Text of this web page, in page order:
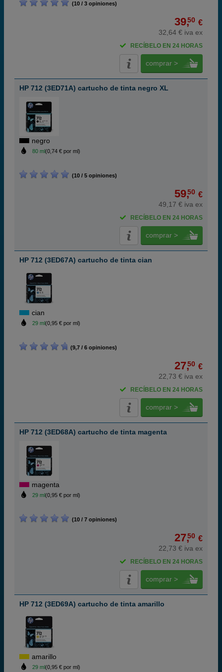
(10 / 3 opiniones)
39,50 €
32,64 € iva ex
RECÍBELO EN 24 HORAS
comprar >
HP 712 (3ED71A) cartucho de tinta negro XL
negro
80 ml(0,74 € por ml)
(10 / 5 opiniones)
59,50 €
49,17 € iva ex
RECÍBELO EN 24 HORAS
comprar >
HP 712 (3ED67A) cartucho de tinta cian
cian
29 ml(0,95 € por ml)
(9,7 / 6 opiniones)
27,50 €
22,73 € iva ex
RECÍBELO EN 24 HORAS
comprar >
HP 712 (3ED68A) cartucho de tinta magenta
magenta
29 ml(0,95 € por ml)
(10 / 7 opiniones)
27,50 €
22,73 € iva ex
RECÍBELO EN 24 HORAS
comprar >
HP 712 (3ED69A) cartucho de tinta amarillo
amarillo
29 ml(0,95 € por ml)